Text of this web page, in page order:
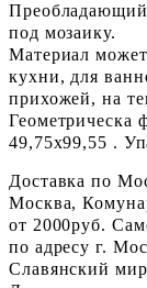
Преобладающий
под мозаику.
Материал
кухни, для
прихожей, на
Геометрическа
49,75x99,55 .
Доставка по
Москва,
от 2000руб.
по адресу г.
Славянский